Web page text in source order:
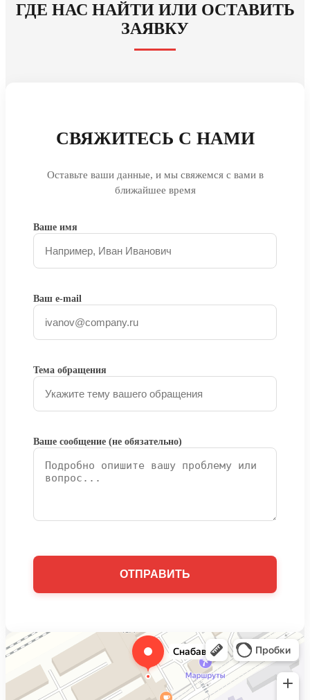
ГДЕ НАС НАЙТИ ИЛИ ОСТАВИТЬ
ЗАЯВКУ
СВЯЖИТЕСЬ С НАМИ
Оставьте ваши данные, и мы свяжемся с вами в
ближайшее время
Ваше имя
Ваш e-mail
Тема обращения
Ваше сообщение (не обязательно)